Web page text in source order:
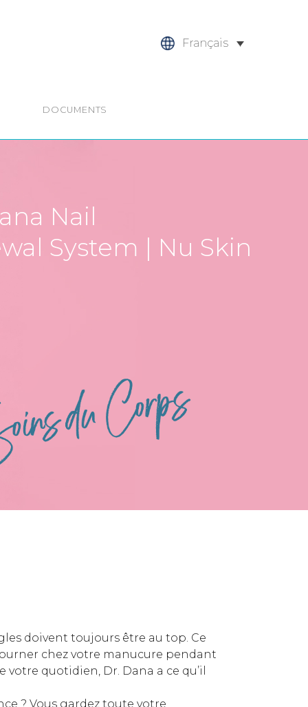
DOCUMENTS
Français
Nail
System | Nu Skin
doivent toujours être au top. Ce
chez votre manucure pendant
quotidien, Dr. Dana a ce qu’il
? Vous gardez toute votre